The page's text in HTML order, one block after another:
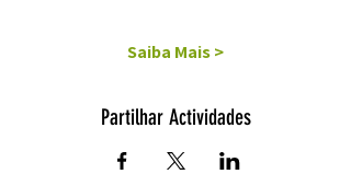
Saiba Mais >
Partilhar Actividades